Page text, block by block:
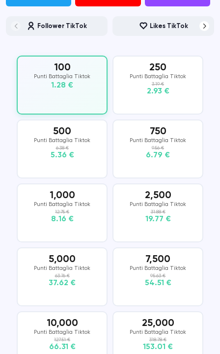
Follower TikTok Likes TikTok
100
Punti Battaglia Tiktok
1.28 €
250
Punti Battaglia Tiktok
3.19 €
2.93 €
500
Punti Battaglia Tiktok
6.38 €
5.36 €
750
Punti Battaglia Tiktok
9.56 €
6.79 €
1,000
Punti Battaglia Tiktok
12.75 €
8.16 €
2,500
Punti Battaglia Tiktok
31.88 €
19.77 €
5,000
Punti Battaglia Tiktok
63.76 €
37.62 €
7,500
Punti Battaglia Tiktok
95.63 €
54.51 €
10,000
Punti Battaglia Tiktok
127.51 €
66.31 €
25,000
Punti Battaglia Tiktok
318.78 €
153.01 €